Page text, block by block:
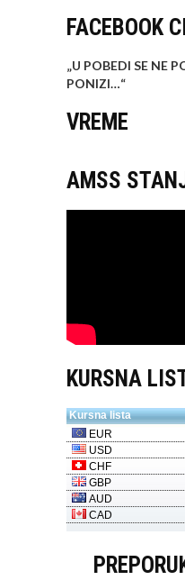
FACEBOOK
„U POBEDI SE NE
PONIZI…“
VREME
AMSS
KURSNA